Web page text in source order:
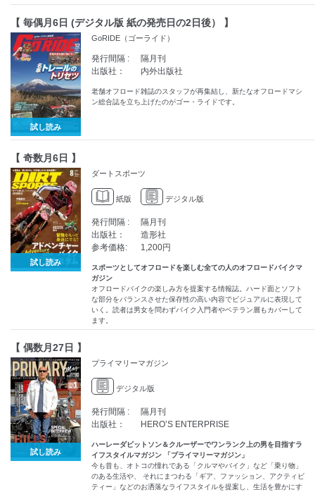
【 毎偶月6日 (デジタル版 紙の発売日の2日後） 】
試し読み
GoRIDE（ゴーライド）
発行間隔 :
隔月刊
出版社：
内外出版社
老舗オフロード雑誌のスタッフが再集結し、新たなオフロードマシ
ン総合誌を立ち上げたのがゴー・ライドです。
【 奇数月6日 】
試し読み
ダートスポーツ
紙版 デジタル版
発行間隔 :
隔月刊
出版社：
造形社
参考価格:
1,200円
スポーツとしてオフロードを楽しむ全ての人のオフロードバイクマ
ガジン
オフロードバイクの楽しみ方を提案する情報誌。ハード面とソフト
な部分をバランスさせた保存性の高い内容でビジュアルに表現して
いく。読者は男女を問わずバイク入門者やベテラン層もカバーして
ます。
【 偶数月27日 】
試し読み
プライマリーマガジン
デジタル版
発行間隔 :
隔月刊
出版社：
HERO’S ENTERPRISE
ハーレーダビットソン＆クルーザーでワンランク上の男を目指すラ
イフスタイルマガジン 「プライマリーマガジン」
今も昔も、オトコの憧れである「クルマやバイク」など「乗り物」
のある生活や、 それにまつわる「ギア、ファッション、アクティビ
ティー」などのお洒落なライフスタイルを提案し、生活を豊かにす